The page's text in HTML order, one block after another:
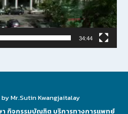
34:44
Mr.Sutin Kwangjaitalay
กิจกรรมบัณฑิต บริการทางการแพทย์